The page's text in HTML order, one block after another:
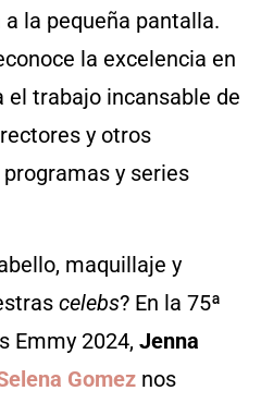
la pequeña pantalla.
la excelencia en
el trabajo incansable de
y otros
y series
maquillaje y
celebs? En la 75ª
Emmy 2024, Jenna
Gomez nos